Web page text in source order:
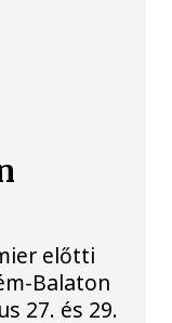
előtti
Balaton
27. és 29.